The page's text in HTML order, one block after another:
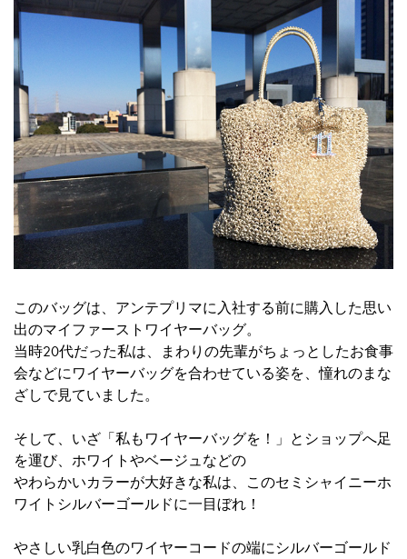
このバッグは、アンテプリマに入社する前に購入した思い
出のマイファーストワイヤーバッグ。
当時20代だった私は、まわりの先輩がちょっとしたお食事
会などにワイヤーバッグを合わせている姿を、憧れのまな
ざしで見ていました。
そして、いざ「私もワイヤーバッグを！」とショップへ足
を運び、ホワイトやベージュなどの
やわらかいカラーが大好きな私は、このセミシャイニーホ
ワイトシルバーゴールドに一目ぼれ！
やさしい乳白色のワイヤーコードの端にシルバーゴールド